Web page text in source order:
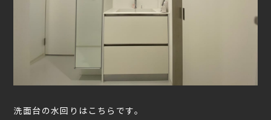
洗面台の水回りはこちらです。